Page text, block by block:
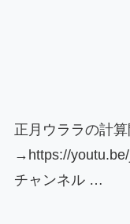
正月ウララの計
→https://
チャンネル …